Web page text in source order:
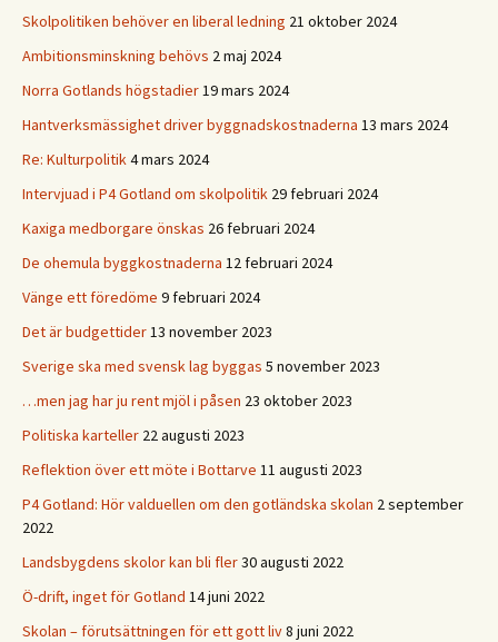
Skolpolitiken behöver en liberal ledning 21 oktober 2024
Ambitionsminskning behövs 2 maj 2024
Norra Gotlands högstadier19 mars 2024
Hantverksmässighet driver byggnadskostnaderna 13 mars 2024
Re: Kulturpolitik4 mars 2024
Intervjuad i P4 Gotland om skolpolitik 29 februari 2024
Kaxiga medborgare önskas 26 februari 2024
De ohemula byggkostnaderna 12 februari 2024
Vänge ett föredöme 9 februari 2024
Det är budgettider13 november 2023
Sverige ska med svensk lag byggas 5 november 2023
…men jag har ju rent mjöl i påsen 23 oktober 2023
Politiska karteller 22 augusti 2023
Reflektion över ett möte i Bottarve 11 augusti 2023
P4 Gotland: Hör valduellen om den gotländska skolan 2 september
2022
Landsbygdens skolor kan bli fler30 augusti 2022
Ö-drift, inget för Gotland 14 juni 2022
Skolan – förutsättningen för ett gott liv8 juni 2022